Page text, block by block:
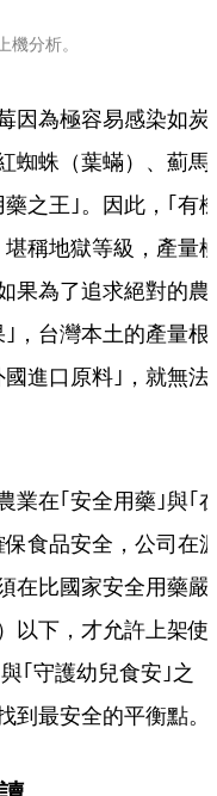
分析。
因為極容易感染如炭
蜘蛛（葉蟎）、薊馬
之王｣。因此，｢有
稱地獄等級，產量
果為了追求絕對的農
，台灣本土的產量根
進口原料｣，就無法
業在｢安全用藥｣與｢
食品安全，公司在
在比國家安全用藥嚴
以下，才允許上架使
｢守護幼兒食安｣之
最安全的平衡點。